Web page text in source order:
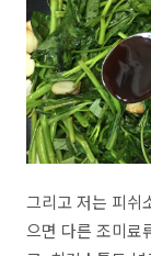
그리고 저는 피쉬
으면 다른 조미료